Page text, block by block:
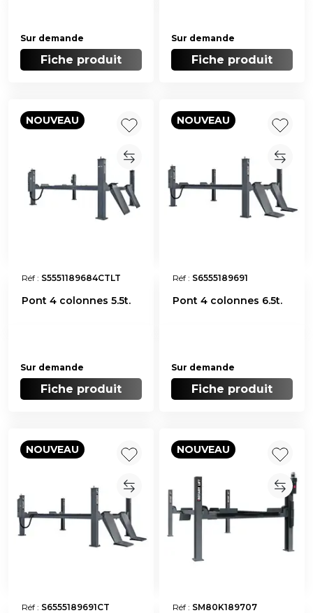
Sur demande
Fiche produit
Sur demande
Fiche produit
NOUVEAU
Réf : S5551189684CTLT
Pont 4 colonnes 5.5t.
Sur demande
Fiche produit
NOUVEAU
Réf : S6555189691
Pont 4 colonnes 6.5t.
Sur demande
Fiche produit
NOUVEAU
Réf : S6555189691CT
NOUVEAU
Réf : SM80K189707